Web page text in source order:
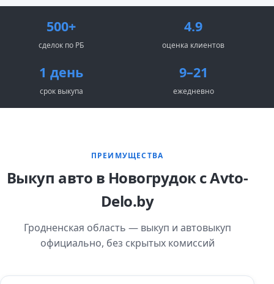
500+
сделок по РБ
4.9
оценка клиентов
1 день
срок выкупа
9–21
ежедневно
ПРЕИМУЩЕСТВА
Выкуп авто в Новогрудок с Avto-
Delo.by
Гродненская область — выкуп и автовыкуп
официально, без скрытых комиссий